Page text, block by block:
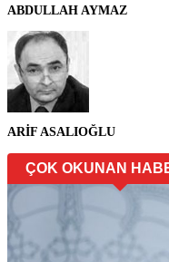
ABDULLAH AYMAZ
ARİF ASALIOĞLU
ÇOK OKUNAN